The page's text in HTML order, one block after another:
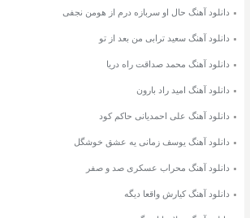
دانلود آهنگ حال او سربازه درم از هومن نجفی
دانلود آهنگ سعید ترابی من بعد از تو
دانلود آهنگ محمد صداقت راه دریا
دانلود آهنگ امید راد بارون
دانلود آهنگ علی احمدیانی حاکم کود
دانلود آهنگ یوسف زمانی یه عشق خوشگل
دانلود آهنگ محراب عسکری صد و صفر
دانلود آهنگ کیارش واقعا دیگه